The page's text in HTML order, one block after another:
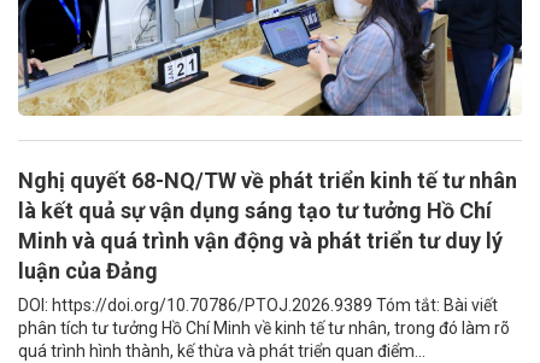
Nghị quyết 68-NQ/TW về phát triển kinh tế tư nhân
là kết quả sự vận dụng sáng tạo tư tưởng Hồ Chí
Minh và quá trình vận động và phát triển tư duy lý
luận của Đảng
DOI: https://doi.org/10.70786/PTOJ.2026.9389 Tóm tắt: Bài viết
phân tích tư tưởng Hồ Chí Minh về kinh tế tư nhân, trong đó làm rõ
quá trình hình thành, kế thừa và phát triển quan điểm...